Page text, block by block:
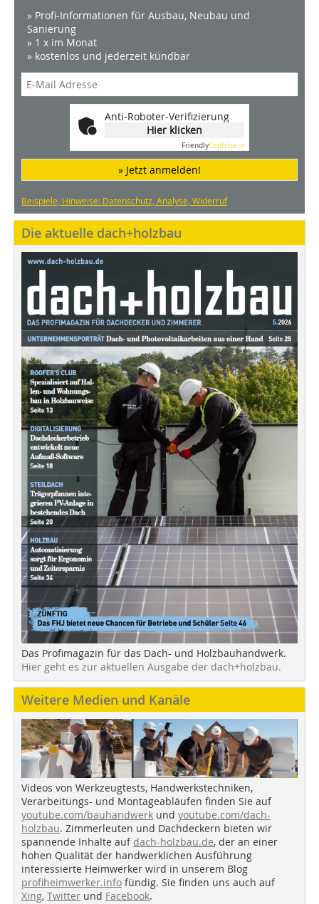
» Profi-Informationen für Ausbau, Neubau und
Sanierung
» 1 x im Monat
» kostenlos und jederzeit kündbar
Anti-Roboter-Verifizierung
Hier klicken
FriendlyCaptcha ⇗
» Jetzt anmelden!
Beispiele, Hinweise: Datenschutz, Analyse, Widerruf
Die aktuelle dach+holzbau
Das Profimagazin für das Dach- und Holzbauhandwerk.
Hier geht es zur aktuellen Ausgabe der dach+holzbau.
Weitere Medien und Kanäle
Videos von Werkzeugtests, Handwerkstechniken,
Verarbeitungs- und Montageabläufen finden Sie auf
youtube.com/bauhandwerk und youtube.com/dach-
holzbau. Zimmerleuten und Dachdeckern bieten wir
spannende Inhalte auf dach-holzbau.de, der an einer
hohen Qualität der handwerklichen Ausführung
interessierte Heimwerker wird in unserem Blog
profiheimwerker.info fündig. Sie finden uns auch auf
Xing, Twitter und Facebook.